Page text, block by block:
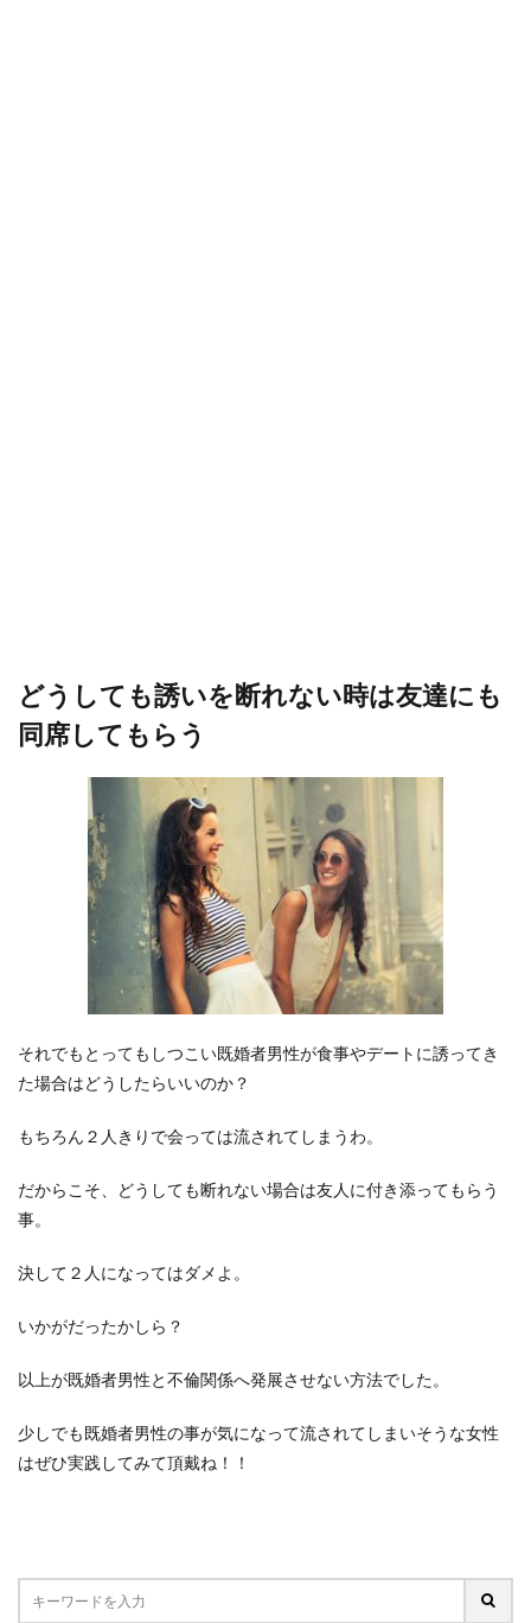
どうしても誘いを断れない時は友達にも
同席してもらう
それでもとってもしつこい既婚者男性が食事やデートに誘ってき
た場合はどうしたらいいのか？
もちろん２人きりで会っては流されてしまうわ。
だからこそ、どうしても断れない場合は友人に付き添ってもらう
事。
決して２人になってはダメよ。
いかがだったかしら？
以上が既婚者男性と不倫関係へ発展させない方法でした。
少しでも既婚者男性の事が気になって流されてしまいそうな女性
はぜひ実践してみて頂戴ね！！